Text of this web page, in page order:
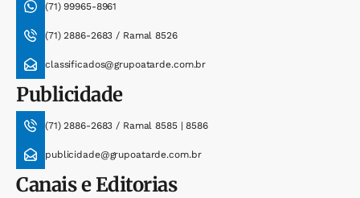
(71) 99965-8961
(71) 2886-2683 / Ramal 8526
classificados@grupoatarde.com.br
Publicidade
(71) 2886-2683 / Ramal 8585 | 8586
publicidade@grupoatarde.com.br
Canais e Editorias